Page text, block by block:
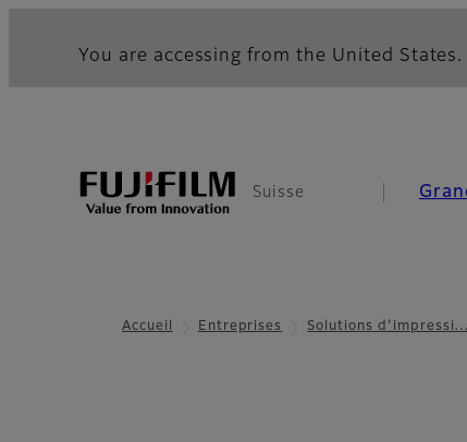
You are accessing from the United
Suisse
Accueil Entreprises Solutions d’impressi…